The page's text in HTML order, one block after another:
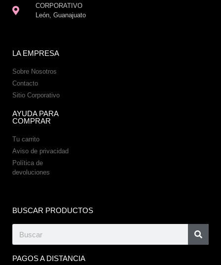
CORPORATIVO
León, Guanajuato
LA EMPRESA
Sobre Nosotros
Contacto
Sitio Corporativo
AYUDA PARA
COMPRAR
Tu carrito
Aviso de privacidad
Política de
devoluciones
BUSCAR PRODUCTOS
PAGOS A DISTANCIA